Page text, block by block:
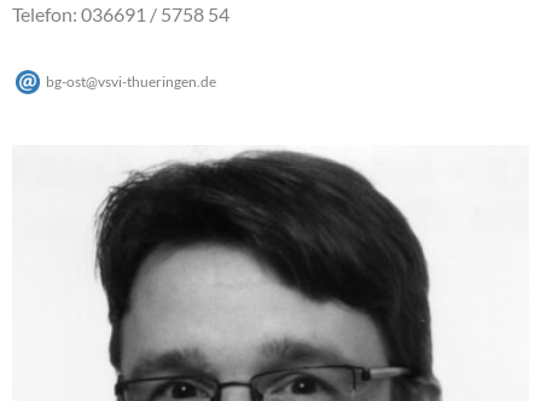
Telefon: 036691 / 5758 54
bg-ost@vsvi-thueringen de